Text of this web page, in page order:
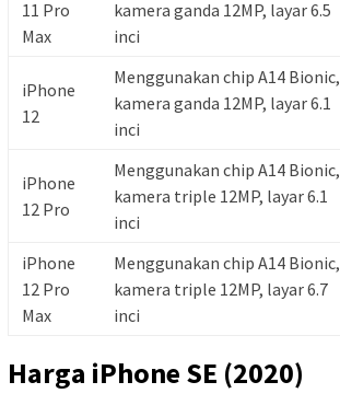
11 Pro
Max
kamera ganda 12MP, layar 6.5
inci
iPhone
12
Menggunakan chip A14 Bionic,
kamera ganda 12MP, layar 6.1
inci
iPhone
12 Pro
Menggunakan chip A14 Bionic,
kamera triple 12MP, layar 6.1
inci
iPhone
12 Pro
Max
Menggunakan chip A14 Bionic,
kamera triple 12MP, layar 6.7
inci
Harga iPhone SE (2020)